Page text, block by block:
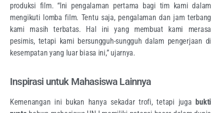
produksi film. “Ini pengalaman pertama bagi tim kami dalam
mengikuti lomba film. Tentu saja, pengalaman dan jam terbang
kami masih terbatas. Hal ini yang membuat kami merasa
pesimis, tetapi kami bersungguh-sungguh dalam pengerjaan di
kesempatan yang luar biasa ini,” ujarnya.
Inspirasi untuk Mahasiswa Lainnya
Kemenangan ini bukan hanya sekadar trofi, tetapi jugabukti